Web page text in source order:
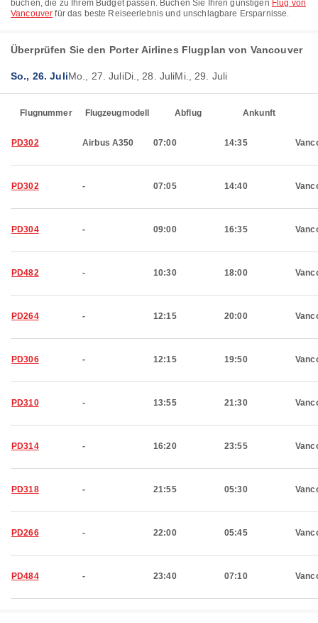
buchen, die zu Ihrem Budget passen. Buchen Sie Ihren günstigen Flug von
Vancouver für das beste Reiseerlebnis und unschlagbare Ersparnisse.
Überprüfen Sie den Porter Airlines Flugplan von Vancouver
So., 26. JuliMo., 27. JuliDi., 28. JuliMi., 29. Juli
Flugnummer Flugzeugmodell Abflug Ankunft
PD302 Airbus A350 07:00 14:35
PD302 - 07:05 14:40
PD304 - 09:00 16:35
PD482 - 10:30 18:00
PD264 - 12:15 20:00
PD306 - 12:15 19:50
PD310 - 13:55 21:30
PD314 - 16:20 23:55
PD318 - 21:55 05:30
PD266 - 22:00 05:45
PD484 - 23:40 07:10